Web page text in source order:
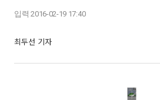
입력 2016-02-19 17:40
최두선 기자